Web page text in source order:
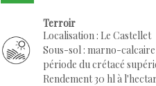
restanques, aujourd’hui
En
1969, Paul et Pierre Bunan ont
harmonieusement
Terroir
Localisation : Le Castellet
Sous-sol : marno-
période du crétacé
Rendement 30 hl à